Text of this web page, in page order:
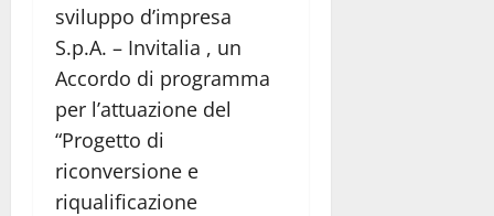
sviluppo d’impresa
S.p.A. – Invitalia , un
Accordo di programma
per l’attuazione del
“Progetto di
riconversione e
riqualificazione